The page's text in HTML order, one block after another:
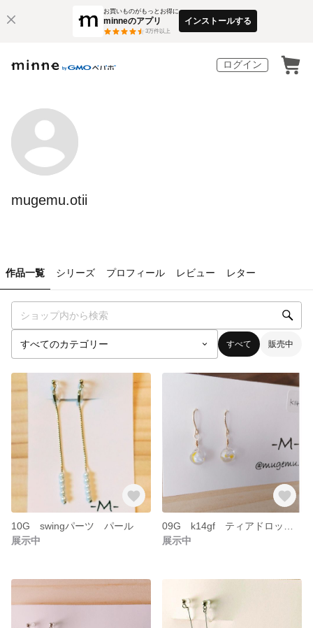
お買いものがもっとお得に
minneのアプリ
3万件以上
インストールする
ログイン
mugemu.otii
作品一覧 シリーズ プロフィール レビュー レター
すべて 販売中
10G swingパーツ パール
展示中
展示中